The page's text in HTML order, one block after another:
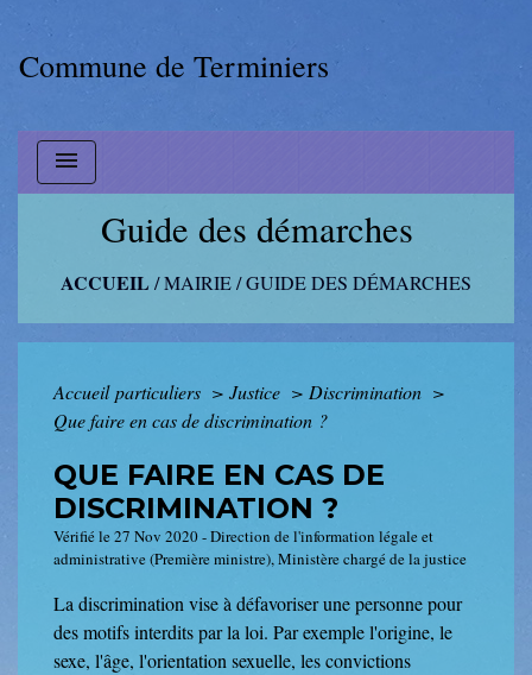
Commune de Terminiers
menu
Guide des démarches
ACCUEIL /MAIRIE/GUIDE DES DÉMARCHES
Accueil particuliers > Justice > Discrimination >
Que faire en cas de discrimination ?
QUE FAIRE EN CAS DE
DISCRIMINATION ?
Vérifié le 27 Nov 2020 - Direction de l'information légale et
administrative (Première ministre), Ministère chargé de la justice
La discrimination vise à défavoriser une personne pour
des motifs interdits par la loi. Par exemple l'origine, le
sexe, l'âge, l'orientation sexuelle, les convictions